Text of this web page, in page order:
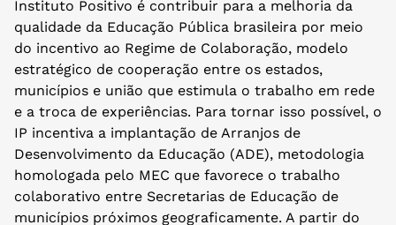
Instituto Positivo é contribuir para a melhoria da
qualidade da Educação Pública brasileira por meio
do incentivo ao Regime de Colaboração, modelo
estratégico de cooperação entre os estados,
municípios e união que estimula o trabalho em rede
e a troca de experiências. Para tornar isso possível, o
IP incentiva a implantação de Arranjos de
Desenvolvimento da Educação (ADE), metodologia
homologada pelo MEC que favorece o trabalho
colaborativo entre Secretarias de Educação de
municípios próximos geograficamente. A partir do